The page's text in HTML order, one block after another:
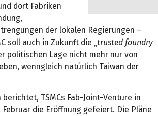
dort Fabriken
der lokalen Regierungen –
soll auch in Zukunft die „trusted foundry
politischen Lage nicht mehr nur von
wenngleich natürlich Taiwan der
TSMCs Fab-Joint-Venture in
die Eröffnung gefeiert. Die Pläne